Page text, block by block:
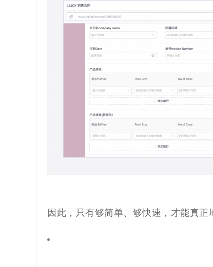
因此，只有够简单、够快速，才能真正